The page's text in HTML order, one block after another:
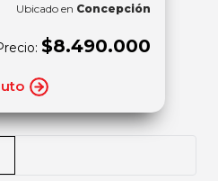
Ubicado en Concepción
$8.490.000